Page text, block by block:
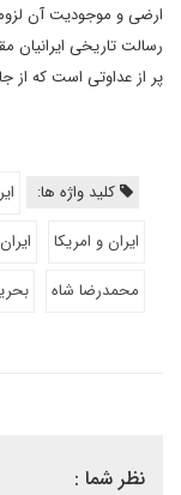
ارضی و موجودیت آن
رسالت تاریخی ایرانیان
پر از عداوتی است که از
کلید واژه ها:
ایران و امریکا
محمدرضا شاه
نظر شما :